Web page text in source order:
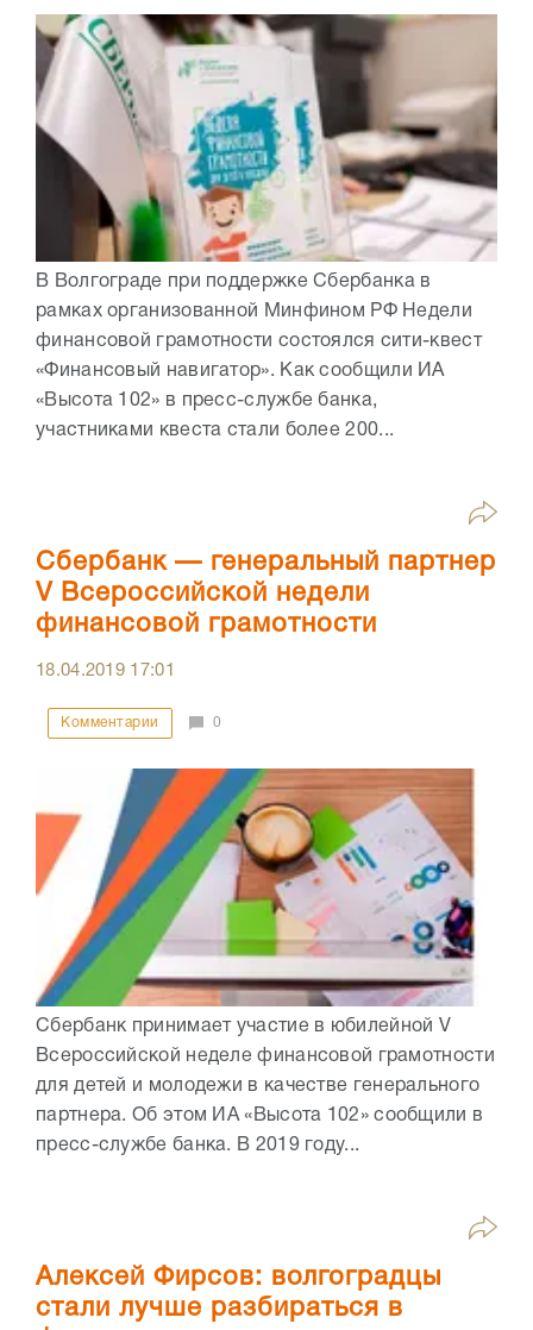
В Волгограде при поддержке Сбербанка в
рамках организованной Минфином РФ Недели
финансовой грамотности состоялся сити-квест
«Финансовый навигатор». Как сообщили ИА
«Высота 102» в пресс-службе банка,
участниками квеста стали более 200...
Сбербанк — генеральный партнер
V Всероссийской недели
финансовой грамотности
18.04.2019 17:01
Комментарии 0
Сбербанк принимает участие в юбилейной V
Всероссийской неделе финансовой грамотности
для детей и молодежи в качестве генерального
партнера. Об этом ИА «Высота 102» сообщили в
пресс-службе банка. В 2019 году...
Алексей Фирсов: волгоградцы
стали лучше разбираться в